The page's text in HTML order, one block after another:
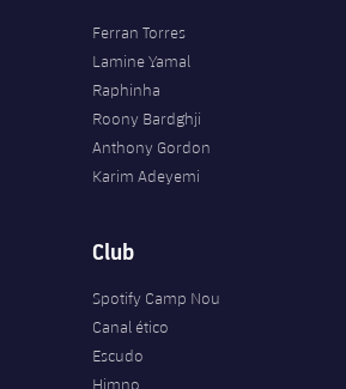
Ferran Torres
Lamine Yamal
Raphinha
Roony Bardghji
Anthony Gordon
Karim Adeyemi
Club
Spotify Camp Nou
Canal ético
Escudo
Himno